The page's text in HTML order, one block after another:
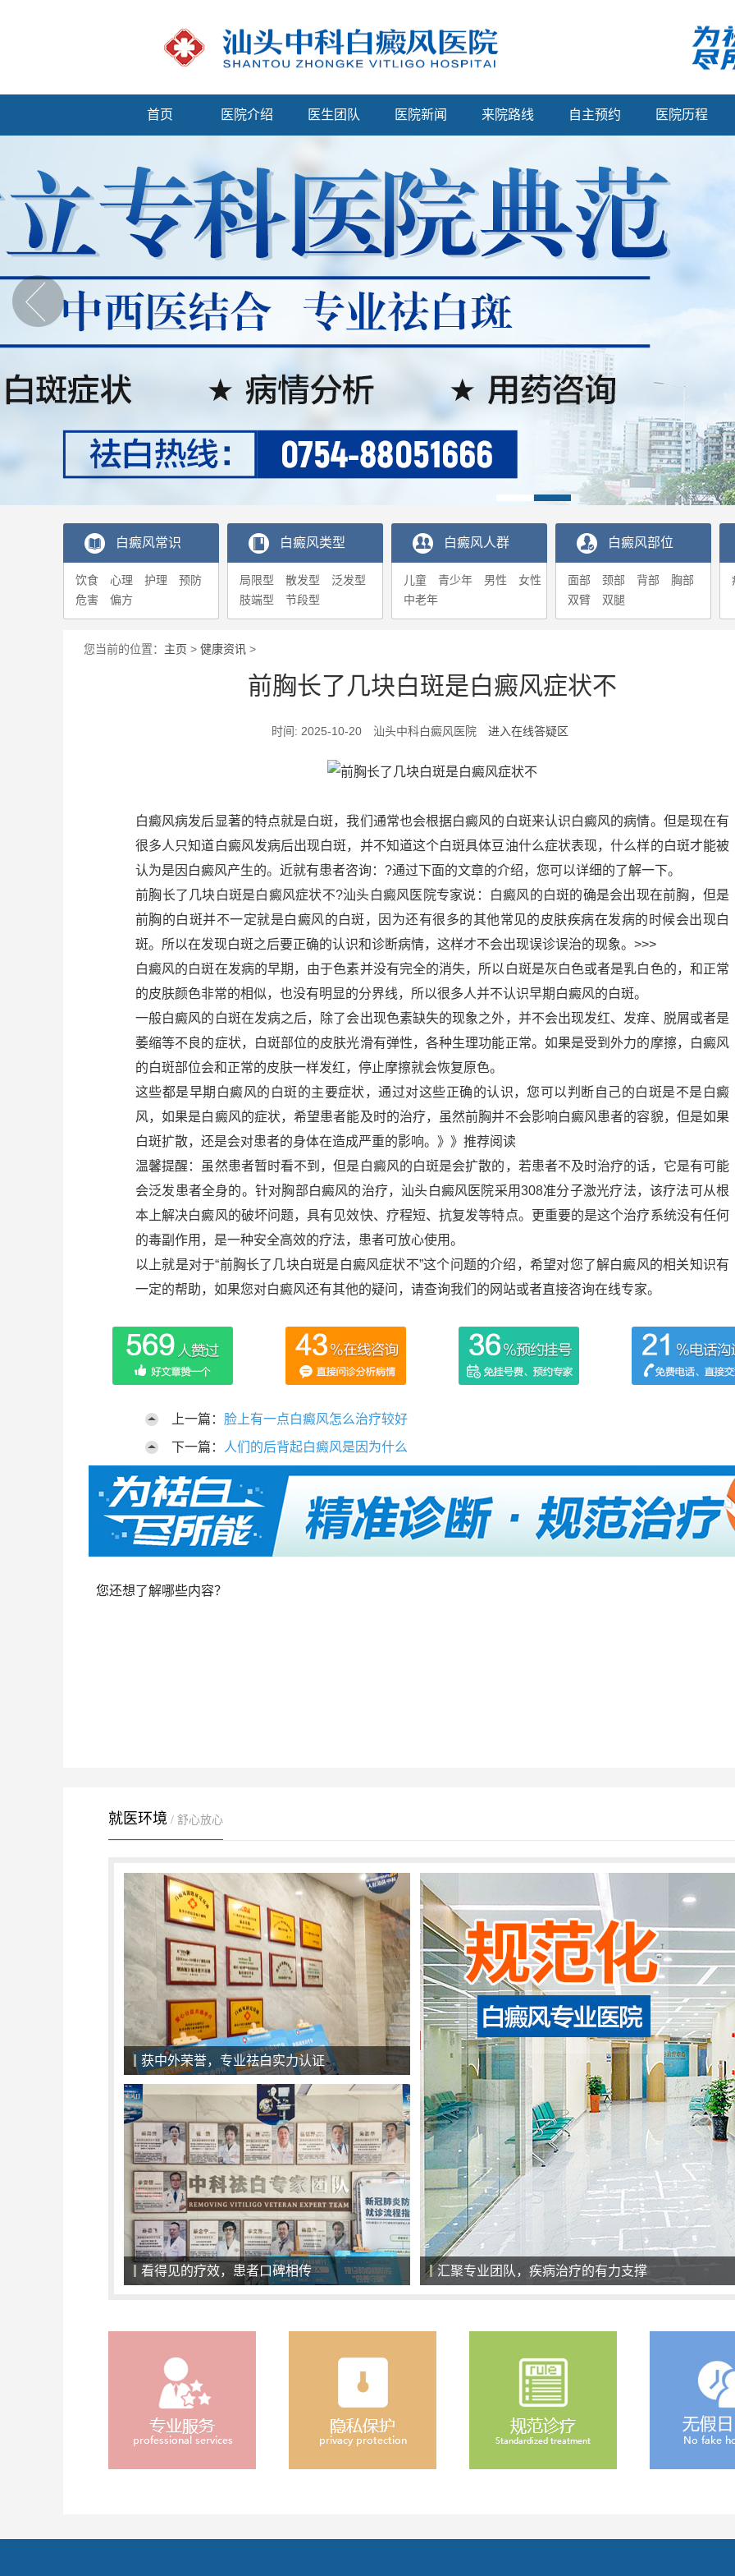
首页 医院介绍 医生团队 医院新闻 来院路线 自主预约 医院历程
白癜风常识
饮食 心理 护理
预防
危害
偏方
白癜风类型
局限型 散发型
泛发型
肢端型
节段型
白癜风人群
儿童 青少年 男性
女性
中老年
白癜风部位
面部 颈部 背部
胸部
双臂
双腿
您当前的位置： 主页 > 健康资讯 >
前胸长了几块白斑是白癜风症状不
时间: 2025-10-20 汕头中科白癜风医院 进入在线答疑区
白癜风病发后显著的特点就是白斑，我们通常也会根据白癜风的白斑来认识白癜风的病情。但是现在有
很多人只知道白癜风发病后出现白斑，并不知道这个白斑具体豆油什么症状表现，什么样的白斑才能被
认为是因白癜风产生的。近就有患者咨询：?通过下面的文章的介绍，您可以详细的了解一下。
前胸长了几块白斑是白癜风症状不?汕头白癜风医院专家说：白癜风的白斑的确是会出现在前胸，但是
前胸的白斑并不一定就是白癜风的白斑，因为还有很多的其他常见的皮肤疾病在发病的时候会出现白
斑。所以在发现白斑之后要正确的认识和诊断病情，这样才不会出现误诊误治的现象。>>>
白癜风的白斑在发病的早期，由于色素并没有完全的消失，所以白斑是灰白色或者是乳白色的，和正常
的皮肤颜色非常的相似，也没有明显的分界线，所以很多人并不认识早期白癜风的白斑。
一般白癜风的白斑在发病之后，除了会出现色素缺失的现象之外，并不会出现发红、发痒、脱屑或者是
萎缩等不良的症状，白斑部位的皮肤光滑有弹性，各种生理功能正常。如果是受到外力的摩擦，白癜风
的白斑部位会和正常的皮肤一样发红，停止摩擦就会恢复原色。
这些都是早期白癜风的白斑的主要症状，通过对这些正确的认识，您可以判断自己的白斑是不是白癜
风，如果是白癜风的症状，希望患者能及时的治疗，虽然前胸并不会影响白癜风患者的容貌，但是如果
白斑扩散，还是会对患者的身体在造成严重的影响。》》推荐阅读
温馨提醒：虽然患者暂时看不到，但是白癜风的白斑是会扩散的，若患者不及时治疗的话，它是有可能
会泛发患者全身的。针对胸部白癜风的治疗，汕头白癜风医院采用308准分子激光疗法，该疗法可从根
本上解决白癜风的破坏问题，具有见效快、疗程短、抗复发等特点。更重要的是这个治疗系统没有任何
的毒副作用，是一种安全高效的疗法，患者可放心使用。
以上就是对于“前胸长了几块白斑是白癜风症状不”这个问题的介绍，希望对您了解白癜风的相关知识有
一定的帮助，如果您对白癜风还有其他的疑问，请查询我们的网站或者直接咨询在线专家。
上一篇： 脸上有一点白癜风怎么治疗较好
下一篇：
人们的后背起白癜风是因为什么
您还想了解哪些内容？
就医环境 / 舒心放心
一对一面诊，精准化治疗
一对一面诊，精准化治疗 全天候导医服务，细心、耐心、责任心